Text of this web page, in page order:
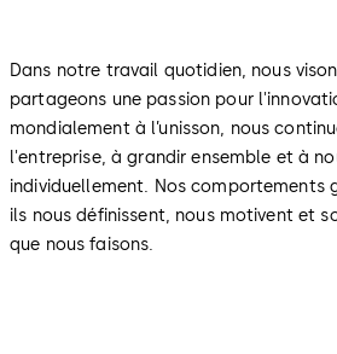
Dans notre travail quotidien, nous
partageons une passion pour
mondialement à l’unisson, nous
l'entreprise, à grandir ensemble et à
individuellement. Nos comportements
ils nous définissent, nous motivent et
que nous faisons.